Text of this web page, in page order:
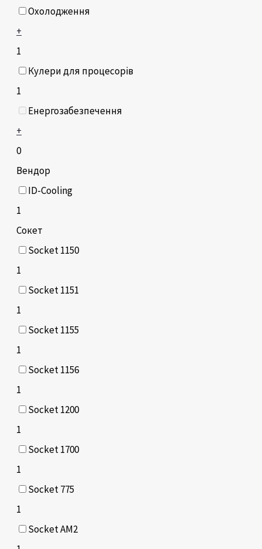
Охолодження
+
1
Кулери для процесорів
1
Енергозабезпечення
+
0
Вендор
ID-Cooling
1
Сокет
Socket 1150
1
Socket 1151
1
Socket 1155
1
Socket 1156
1
Socket 1200
1
Socket 1700
1
Socket 775
1
Socket AM2